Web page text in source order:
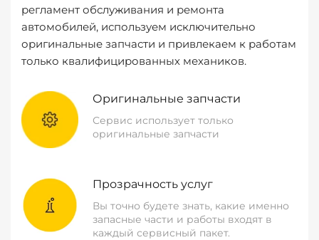
регламент обслуживания и ремонта
автомобилей, используем исключительно
оригинальные запчасти и привлекаем к работам
только квалифицированных механиков.
Оригинальные запчасти
Сервис использует только
оригинальные запчасти
Прозрачность услуг
Вы точно будете знать, какие именно
запасные части и работы входят в
каждый сервисный пакет.